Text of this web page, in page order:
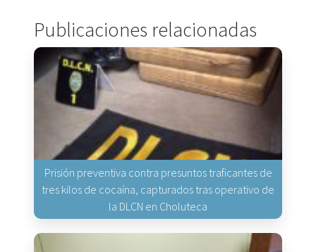
Publicaciones relacionadas
Prisión preventiva contra presuntos traficantes de
tres kilos de cocaína, capturados tras operativo de
la DLCN en Choluteca